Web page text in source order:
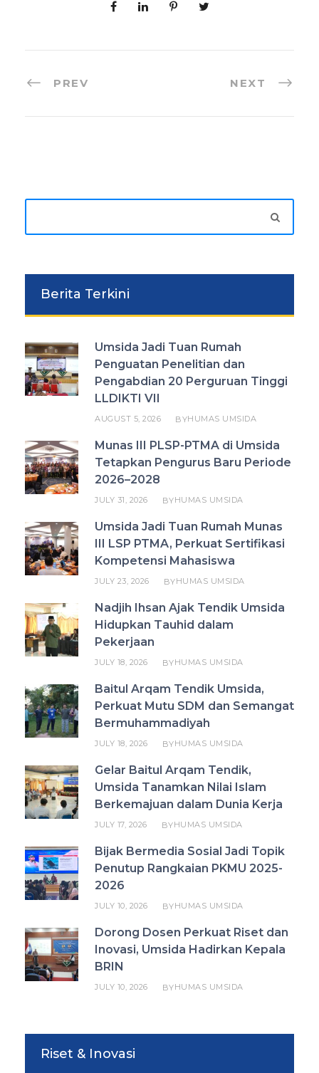
PREV NEXT
Berita Terkini
Umsida Jadi Tuan Rumah
Penguatan Penelitian dan
Pengabdian 20 Perguruan Tinggi
LLDIKTI VII
AUGUST 5, 2026 BYHUMAS UMSIDA
Munas III PLSP-PTMA di Umsida
Tetapkan Pengurus Baru Periode
2026–2028
JULY 31, 2026 BYHUMAS UMSIDA
Umsida Jadi Tuan Rumah Munas
III LSP PTMA, Perkuat Sertifikasi
Kompetensi Mahasiswa
JULY 23, 2026 BYHUMAS UMSIDA
Nadjih Ihsan Ajak Tendik Umsida
Hidupkan Tauhid dalam
Pekerjaan
JULY 18, 2026 BYHUMAS UMSIDA
Baitul Arqam Tendik Umsida,
Perkuat Mutu SDM dan Semangat
Bermuhammadiyah
JULY 18, 2026 BYHUMAS UMSIDA
Gelar Baitul Arqam Tendik,
Umsida Tanamkan Nilai Islam
Berkemajuan dalam Dunia Kerja
JULY 17, 2026 BYHUMAS UMSIDA
Bijak Bermedia Sosial Jadi Topik
Penutup Rangkaian PKMU 2025-
2026
JULY 10, 2026 BYHUMAS UMSIDA
Dorong Dosen Perkuat Riset dan
Inovasi, Umsida Hadirkan Kepala
BRIN
JULY 10, 2026 BYHUMAS UMSIDA
Riset & Inovasi